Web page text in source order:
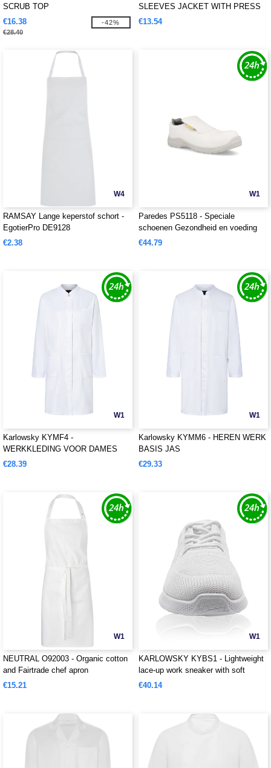
SCRUB TOP
€16.38
€28.40
-42%
SLEEVES JACKET WITH PRESS
STUD
€13.54
W4
RAMSAY Lange keperstof schort -
EgotierPro DE9128
€2.38
W1
Paredes PS5118 - Speciale
schoenen Gezondheid en voeding
€44.79
W1
Karlowsky KYMF4 -
WERKKLEDING VOOR DAMES
BASIC COAT
€28.39
W1
Karlowsky KYMM6 - HEREN WERK
BASIS JAS
€29.33
W1
NEUTRAL O92003 - Organic cotton
and Fairtrade chef apron
€15.21
W1
KARLOWSKY KYBS1 - Lightweight
lace-up work sneaker with soft
outsole for ladies and men
€40.14